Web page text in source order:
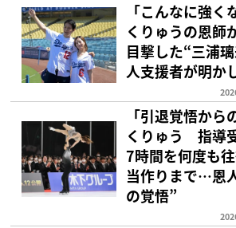
「こんなに強く
くりゅうの恩師
目撃した“三浦
人支援者が明か
「引退覚悟から
くりゅう 指導
7時間を何度も
当作りまで…恩
の覚悟”